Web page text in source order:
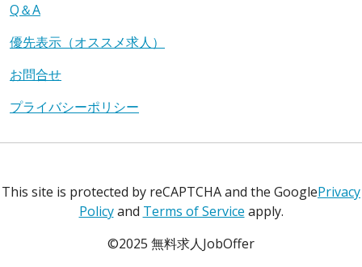
Q＆A
優先表示（オススメ求人）
お問合せ
プライバシーポリシー
This site is protected by reCAPTCHA and the GooglePrivacy
Policyand Terms of Service apply.
©2025 無料求人JobOffer